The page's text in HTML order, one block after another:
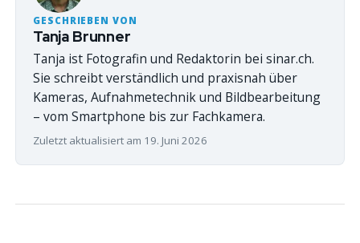
GESCHRIEBEN VON
Tanja Brunner
Tanja ist Fotografin und Redaktorin bei sinar.ch.
Sie schreibt verständlich und praxisnah über
Kameras, Aufnahmetechnik und Bildbearbeitung
– vom Smartphone bis zur Fachkamera.
Zuletzt aktualisiert am 19. Juni 2026